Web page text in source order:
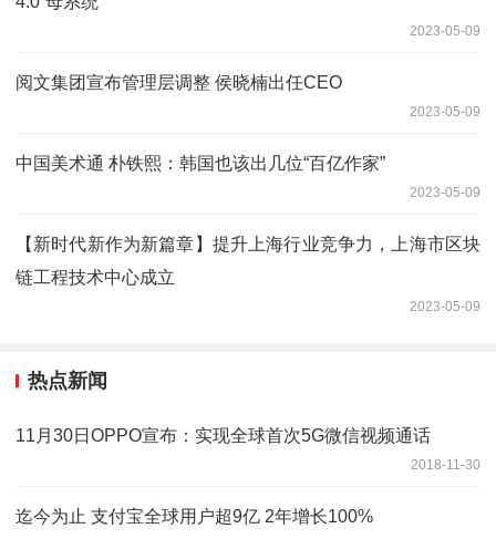
2023-05-09
阅文集团宣布管理层调整 侯晓楠出任CEO
2023-05-09
中国美术通 朴铁熙：韩国也该出几位“百亿作家”
2023-05-09
【新时代新作为新篇章】提升上海行业竞争力，上海市区块
链工程技术中心成立
2023-05-09
热点新闻
11月30日OPPO宣布：实现全球首次5G微信视频通话
2018-11-30
迄今为止 支付宝全球用户超9亿 2年增长100%